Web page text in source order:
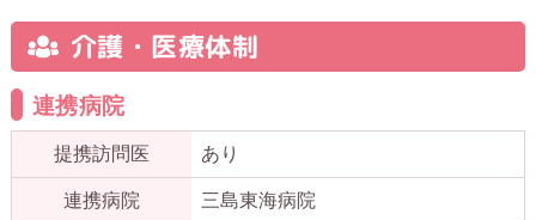
介護・医療体制
連携病院
提携訪問医 あり
連携病院 三島東海病院